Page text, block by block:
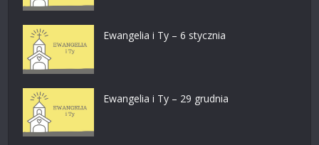
Ewangelia i Ty – 6 stycznia
Ewangelia i Ty – 29 grudnia